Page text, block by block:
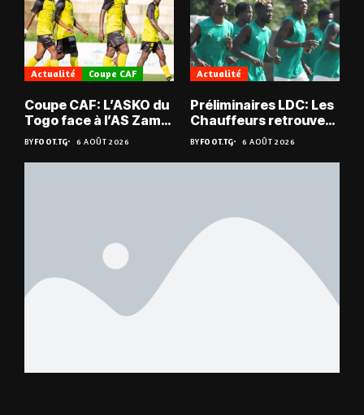
Actualité Coupe CAF
Coupe CAF: L’ASKO du
Togo face à l’AS Zam
du Niger
BYFOOT.TG 6 AOÛT 2026
Actualité
Préliminaires LDC: Les
Chauffeurs retrouvent
les Mimos
BYFOOT.TG 6 AOÛT 2026